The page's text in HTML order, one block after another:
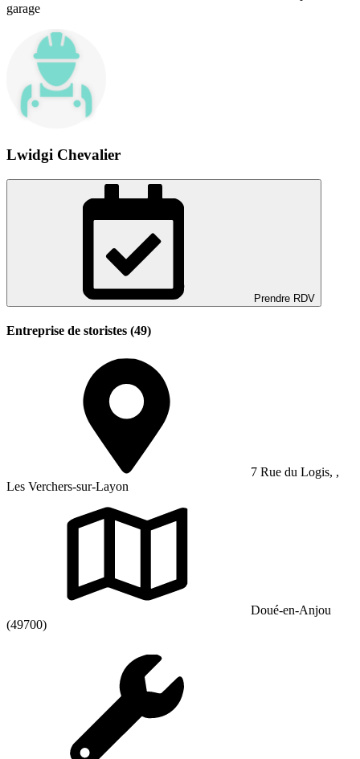
garage
Lwidgi Chevalier
Prendre RDV
Entreprise de storistes (49)
7 Rue du Logis, ,
Les Verchers-sur-Layon
Doué-en-Anjou
(49700)